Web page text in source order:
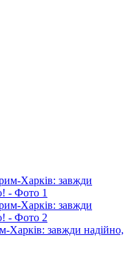
Харків: завжди надійно,